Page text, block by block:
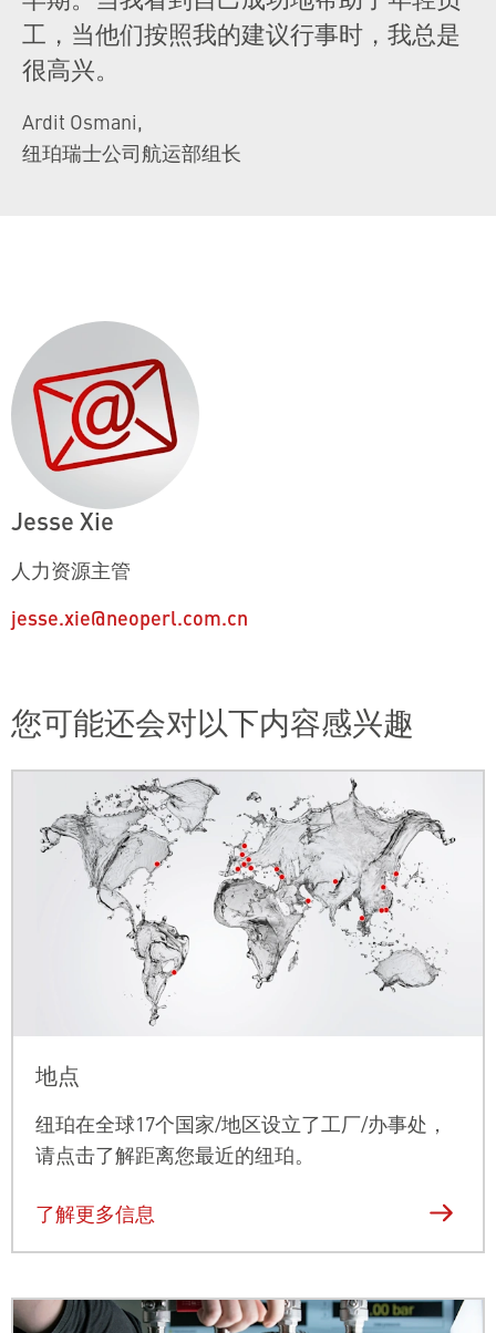
工，当他们按照我的建议行事时，我总是
很高兴。
Ardit Osmani,
纽珀瑞士公司航运部组长
Jesse Xie
人力资源主管
jesse.xie@neoperl.com.cn
您可能还会对以下内容感兴趣
地点
纽珀在全球17个国家/地区设立了工厂/办事处，
请点击了解距离您最近的纽珀。
了解更多信息